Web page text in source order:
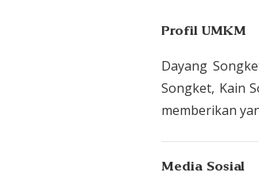
Profil UMKM
Dayang
Songket, Kain
memberikan
Media Sosial